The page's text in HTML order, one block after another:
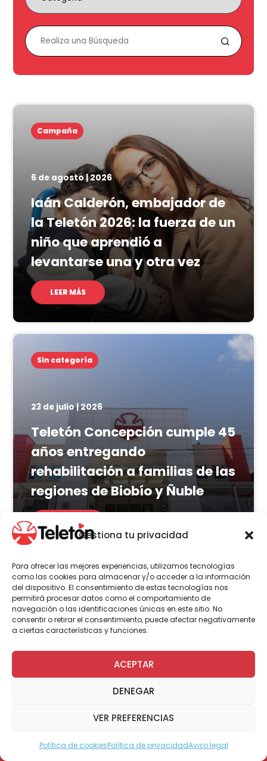
Gestiona tu privacidad
Para ofrecer las mejores experiencias, utilizamos tecnologías
como las cookies para almacenar y/o acceder a la información
del dispositivo. El consentimiento de estas tecnologías nos
permitirá procesar datos como el comportamiento de
navegación o las identificaciones únicas en este sitio. No
consentir o retirar el consentimiento, puede afectar negativamente
a ciertas características y funciones.
ACEPTAR
DENEGAR
VER PREFERENCIAS
Política de cookiesPolítica de privacidadAviso legal
Campaña
6 de agosto | 2026
Iaán Calderón, embajador de
la Teletón 2026: la fuerza de un
niño que aprendió a
levantarse una y otra vez
LEER MÁS
Sin categoría
23 de julio | 2026
Teletón Concepción cumple 45
años entregando
rehabilitación a familias de las
regiones de Biobío y Ñuble
LEER MÁS
Actualidad Voluntariado
23 de julio | 2026
Programa Abre: Voluntariado
de Teletón mejoró
viviendas a nivel nacional
LEER MÁS Modo Accesible